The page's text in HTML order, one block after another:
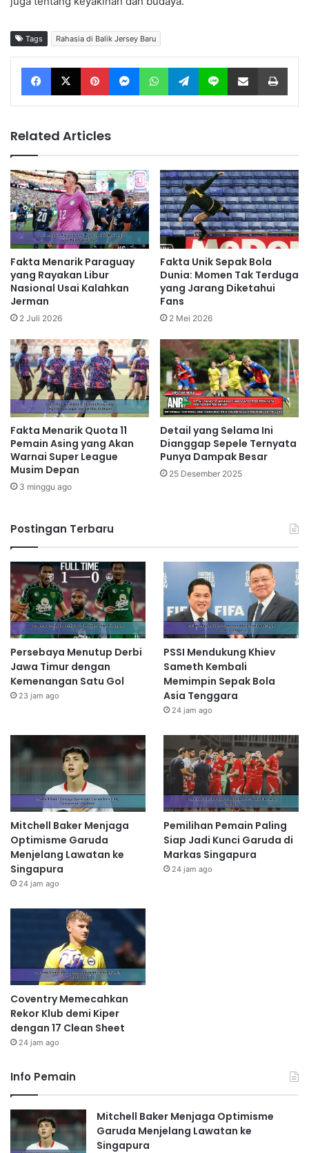
Tags Rahasia di Balik Jersey Baru
Facebook X Pinterest Messenger WhatsApp Telegram Line Share via Email
Related Articles
Fakta Menarik Paraguay
yang Rayakan Libur
Nasional Usai Kalahkan
Jerman
2 Juli 2026
Fakta Unik Sepak Bola
Dunia: Momen Tak Terduga
yang Jarang Diketahui
Fans
2 Mei 2026
Fakta Menarik Quota 11
Pemain Asing yang Akan
Warnai Super League
Musim Depan
3 minggu ago
Detail yang Selama Ini
Dianggap Sepele Ternyata
Punya Dampak Besar
25 Desember 2025
Postingan Terbaru
Persebaya Menutup Derbi
Jawa Timur dengan
Kemenangan Satu Gol
23 jam ago
PSSI Mendukung Khiev
Sameth Kembali
Memimpin Sepak Bola
Asia Tenggara
24 jam ago
Mitchell Baker Menjaga
Optimisme Garuda
Menjelang Lawatan ke
Singapura
24 jam ago
Pemilihan Pemain Paling
Siap Jadi Kunci Garuda di
Markas Singapura
24 jam ago
Coventry Memecahkan
Rekor Klub demi Kiper
dengan 17 Clean Sheet
24 jam ago
Info Pemain
Mitchell Baker Menjaga Optimisme
Garuda Menjelang Lawatan ke
Singapura